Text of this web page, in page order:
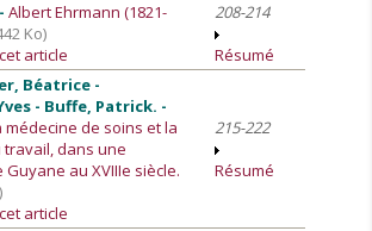
Albert Ehrmann (1821-
Ko)
article
208-214
Résumé
Béatrice -
- Buffe, Patrick. -
médecine de soins et la
dans une
au XVIIIe siècle.
article
215-222
Résumé